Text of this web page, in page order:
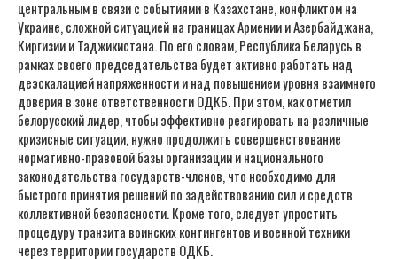
центральным в связи с событиями в Казахстане, конфликтом на
Украине, сложной ситуацией на границах Армении и Азербайджана,
Киргизии и Таджикистана. По его словам, Республика Беларусь в
рамках своего председательства будет активно работать над
деэскалацией напряженности и над повышением уровня взаимного
доверия в зоне ответственности ОДКБ. При этом, как отметил
белорусский лидер, чтобы эффективно реагировать на различные
кризисные ситуации, нужно продолжить совершенствование
нормативно-правовой базы организации и национального
законодательства государств-членов, что необходимо для
быстрого принятия решений по задействованию сил и средств
коллективной безопасности. Кроме того, следует упростить
процедуру транзита воинских контингентов и военной техники
через территории государств ОДКБ.